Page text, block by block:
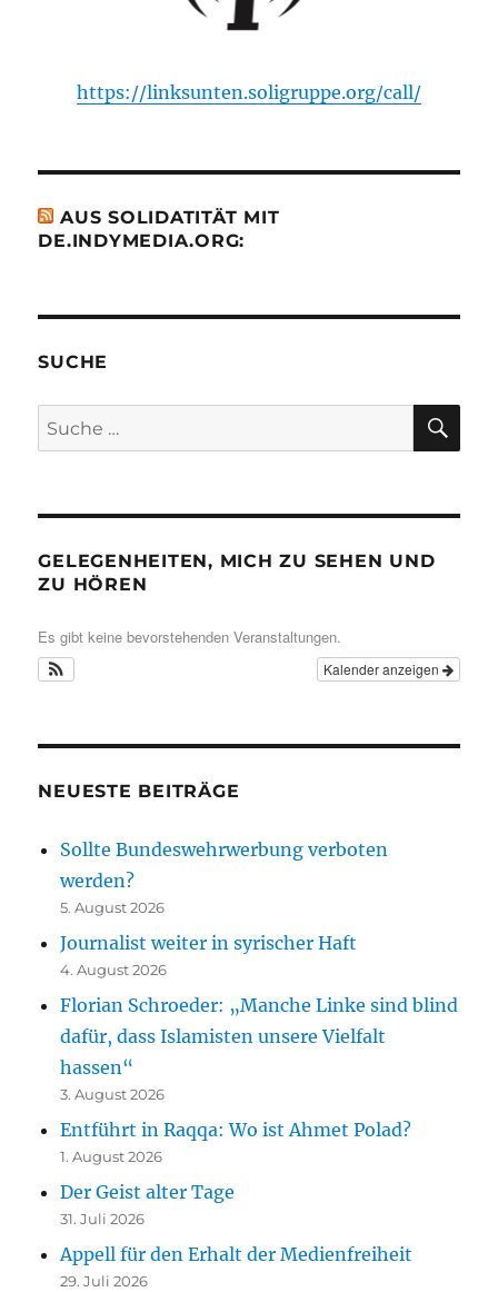
https://linksunten.soligruppe.org/call/
AUS SOLIDATITÄT MIT
DE.INDYMEDIA.ORG:
SUCHE
Suche
nach:
GELEGENHEITEN, MICH ZU SEHEN UND
ZU HÖREN
Es gibt keine bevorstehenden Veranstaltungen.
Kalender anzeigen
NEUESTE BEITRÄGE
Sollte Bundeswehrwerbung verboten
werden?
5. August 2026
Journalist weiter in syrischer Haft
4. August 2026
Florian Schroeder: „Manche Linke sind blind
dafür, dass Islamisten unsere Vielfalt
hassen“
3. August 2026
Entführt in Raqqa: Wo ist Ahmet Polad?
1. August 2026
Der Geist alter Tage
31. Juli 2026
Appell für den Erhalt der Medienfreiheit
29. Juli 2026